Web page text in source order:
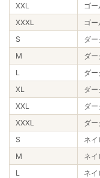
XXL
ゴー
XXXL
ゴー
S
ダ
M
ダ
L
ダ
XL
ダ
XXL
ダ
XXXL
ダ
S
ネイ
M
ネイ
L
ネイ